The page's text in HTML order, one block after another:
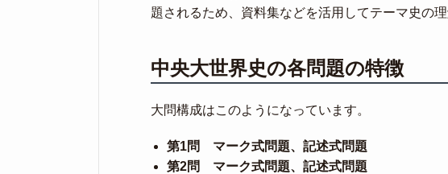
題されるため、資料集などを活用してテーマ史の
中央大世界史の各問題の特徴
大問構成はこのようになっています。
第1問 マーク式問題、記述式問題
第2問 マーク式問題、記述式問題